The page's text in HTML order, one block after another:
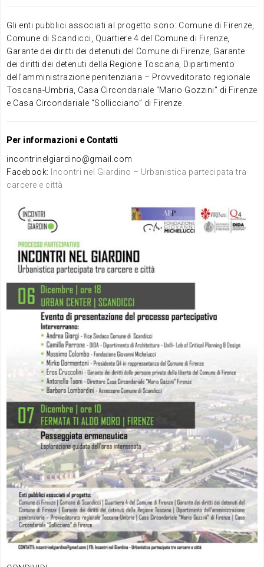
Gli enti pubblici associati al progetto sono: Comune di Firenze,
Comune di Scandicci, Quartiere 4 del Comune di Firenze,
Garante dei diritti dei detenuti del Comune di Firenze, Garante
dei diritti dei detenuti della Regione Toscana, Dipartimento
dell’amministrazione penitenziaria – Provveditorato regionale
Toscana-Umbria, Casa Circondariale “Mario Gozzini” di Firenze
e Casa Circondariale “Sollicciano” di Firenze.
Per informazioni e Contatti
incontrinelgiardino@gmail.com
Facebook:
Incontri nel Giardino – Urbanistica partecipata tra
carcere e città